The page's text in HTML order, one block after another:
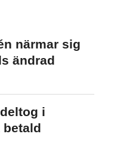
närmar sig
ändrad
i
betald